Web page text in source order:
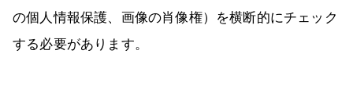
の個人情報保護、画像の肖像権）を横断的にチェック
する必要があります。